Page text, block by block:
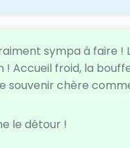
sympa à faire !
Accueil froid, la
souvenir chère
le détour !